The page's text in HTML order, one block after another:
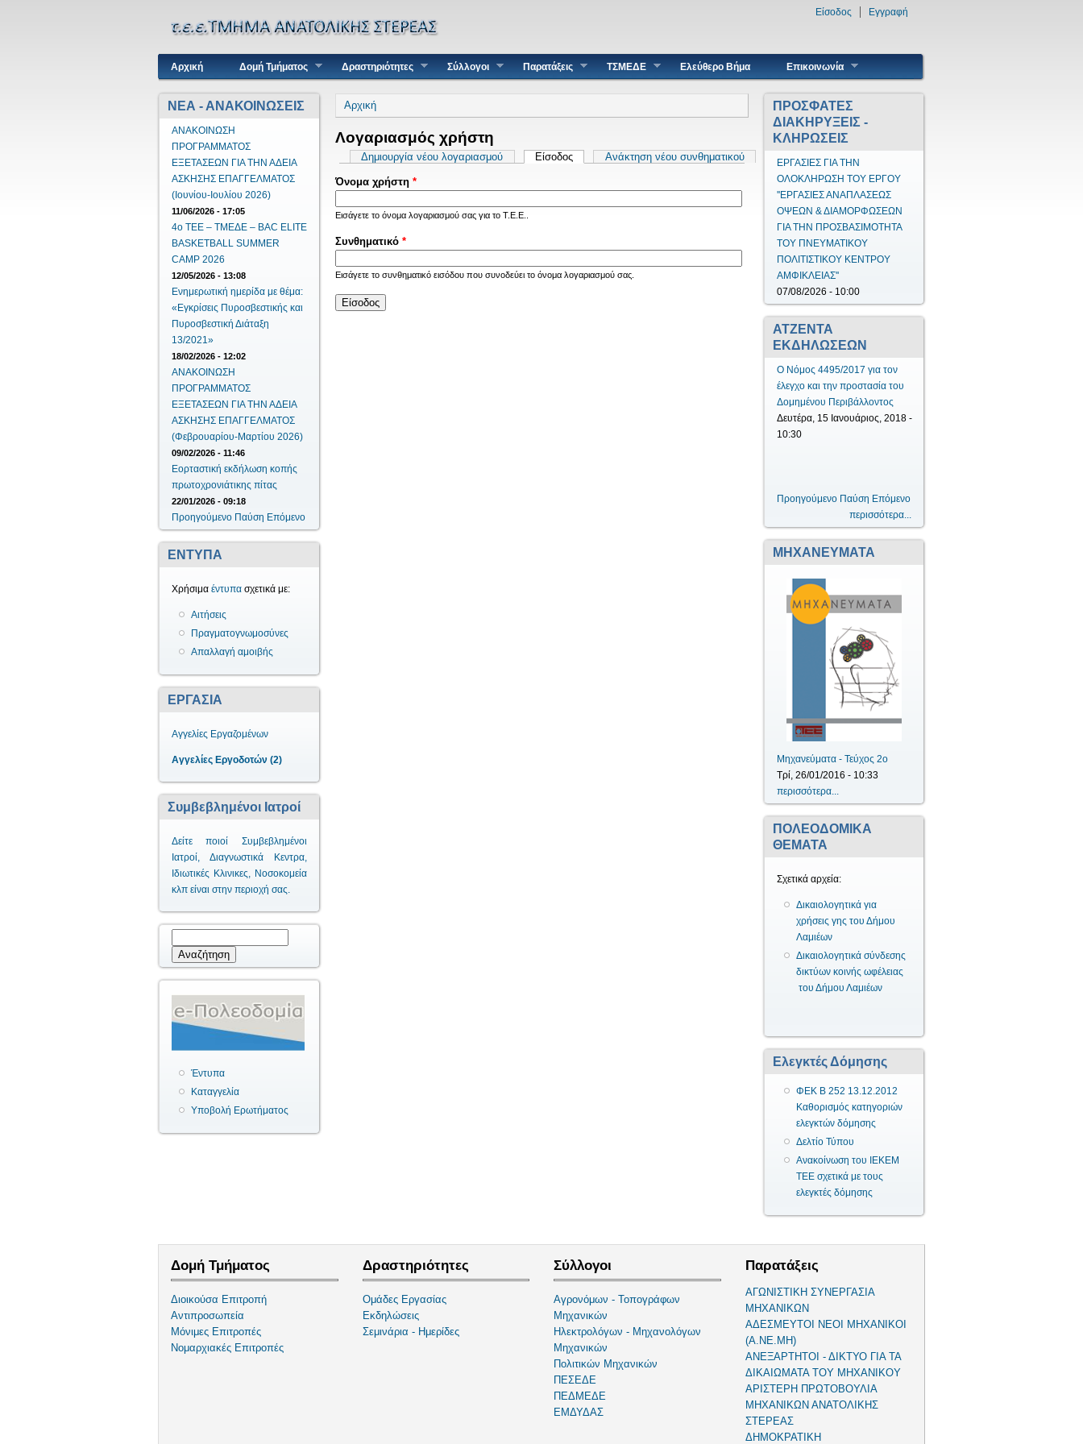
Είσοδος Εγγραφή
Κύριο μενού
Αρχική Δομή Τμήματος Δραστηριότητες Σύλλογοι Παρατάξεις ΤΣΜΕΔΕ Ελεύθερο Βήμα Επικοινωνία
ΝΕΑ - ΑΝΑΚΟΙΝΩΣΕΙΣ
ΑΝΑΚΟΙΝΩΣΗ
ΠΡΟΓΡΑΜΜΑΤΟΣ
ΕΞΕΤΑΣΕΩΝ ΓΙΑ ΤΗΝ ΑΔΕΙΑ
ΑΣΚΗΣΗΣ ΕΠΑΓΓΕΛΜΑΤΟΣ
(Ιουνίου-Ιουλίου 2026)
11/06/2026 - 17:05
4ο ΤΕΕ – ΤΜΕΔΕ – BAC ELITE
BASKETBALL SUMMER
CAMP 2026
12/05/2026 - 13:08
Ενημερωτική ημερίδα με θέμα:
«Εγκρίσεις Πυροσβεστικής και
Πυροσβεστική Διάταξη
13/2021»
18/02/2026 - 12:02
ΑΝΑΚΟΙΝΩΣΗ
ΠΡΟΓΡΑΜΜΑΤΟΣ
ΕΞΕΤΑΣΕΩΝ ΓΙΑ ΤΗΝ ΑΔΕΙΑ
ΑΣΚΗΣΗΣ ΕΠΑΓΓΕΛΜΑΤΟΣ
(Φεβρουαρίου-Μαρτίου 2026)
09/02/2026 - 11:46
Εορταστική εκδήλωση κοπής
πρωτοχρονιάτικης πίτας
22/01/2026 - 09:18
Προηγούμενο Παύση Επόμενο
ΕΝΤΥΠΑ
Χρήσιμα έντυπα σχετικά με:
Αιτήσεις
Πραγματογνωμοσύνες
Απαλλαγή αμοιβής
ΕΡΓΑΣΙΑ
Αγγελίες Εργαζομένων
Αγγελίες Εργοδοτών (2)
Συμβεβλημένοι Ιατροί
Δείτε ποιοί Συμβεβλημένοι
Ιατροί, Διαγνωστικά Κεντρα,
Ιδιωτικές Κλινικες, Νοσοκομεία
κλπ είναι στην περιοχή σας.
Έντυπα
Καταγγελία
Υποβολή Ερωτήματος
Είστε εδώ
Αρχική
Λογαριασμός χρήστη
Πρωτεύουσες καρτέλες
Δημιουργία νέου λογαριασμού Είσοδος(ενεργή καρτέλα)
Ανάκτηση νέου συνθηματικού
Όνομα χρήστη *
Εισάγετε το όνομα λογαριασμού σας για το Τ.Ε.Ε..
Συνθηματικό *
Εισάγετε το συνθηματικό εισόδου που συνοδεύει το όνομα λογαριασμού σας.
ΠΡΟΣΦΑΤΕΣ
ΔΙΑΚΗΡΥΞΕΙΣ -
ΚΛΗΡΩΣΕΙΣ
ΕΡΓΑΣΙΕΣ ΓΙΑ ΤΗΝ
ΟΛΟΚΛΗΡΩΣΗ ΤΟΥ ΕΡΓΟΥ
''ΕΡΓΑΣΙΕΣ ΑΝΑΠΛΑΣΕΩΣ
ΟΨΕΩΝ & ΔΙΑΜΟΡΦΩΣΕΩΝ
ΓΙΑ ΤΗΝ ΠΡΟΣΒΑΣΙΜΟΤΗΤΑ
ΤΟΥ ΠΝΕΥΜΑΤΙΚΟΥ
ΠΟΛΙΤΙΣΤΙΚΟΥ ΚΕΝΤΡΟΥ
ΑΜΦΙΚΛΕΙΑΣ''
07/08/2026 - 10:00
ΑΤΖΕΝΤΑ
ΕΚΔΗΛΩΣΕΩΝ
Ο Νόμος 4495/2017 για τον
έλεγχο και την προστασία του
Δομημένου Περιβάλλοντος
Δευτέρα, 15 Ιανουάριος, 2018 -
10:30
Προηγούμενο Παύση Επόμενο
περισσότερα...
ΜΗΧΑΝΕΥΜΑΤΑ
Μηχανεύματα - Τεύχος 2ο
Τρί, 26/01/2016 - 10:33
περισσότερα...
ΠΟΛΕΟΔΟΜΙΚΑ
ΘΕΜΑΤΑ
Σχετικά αρχεία:
Δικαιολογητικά για
χρήσεις γης του Δήμου
Λαμιέων
Δικαιολογητικά σύνδεσης
δικτύων κοινής ωφέλειας
του Δήμου Λαμιέων
Ελεγκτές Δόμησης
ΦΕΚ Β 252 13.12.2012
Καθορισμός κατηγοριών
ελεγκτών δόμησης
Δελτίο Τύπου
Ανακοίνωση του ΙΕΚΕΜ
ΤΕΕ σχετικά με τους
ελεγκτές δόμησης
Δομή Τμήματος
Διοικούσα Επιτροπή
Αντιπροσωπεία
Μόνιμες Επιτροπές
Νομαρχιακές Επιτροπές
Δραστηριότητες
Ομάδες Εργασίας
Εκδηλώσεις
Σεμινάρια - Ημερίδες
Σύλλογοι
Αγρονόμων - Τοπογράφων
Μηχανικών
Ηλεκτρολόγων - Μηχανολόγων
Μηχανικών
Πολιτικών Μηχανικών
ΠΕΣΕΔΕ
ΠΕΔΜΕΔΕ
ΕΜΔΥΔΑΣ
Παρατάξεις
ΑΓΩΝΙΣΤΙΚΗ ΣΥΝΕΡΓΑΣΙΑ
ΜΗΧΑΝΙΚΩΝ
ΑΔΕΣΜΕΥΤΟΙ ΝΕΟΙ ΜΗΧΑΝΙΚΟΙ
(Α.ΝΕ.ΜΗ)
ΑΝΕΞΑΡΤΗΤΟΙ - ΔΙΚΤΥΟ ΓΙΑ ΤΑ
ΔΙΚΑΙΩΜΑΤΑ ΤΟΥ ΜΗΧΑΝΙΚΟΥ
ΑΡΙΣΤΕΡΗ ΠΡΩΤΟΒΟΥΛΙΑ
ΜΗΧΑΝΙΚΩΝ ΑΝΑΤΟΛΙΚΗΣ
ΣΤΕΡΕΑΣ
ΔΗΜΟΚΡΑΤΙΚΗ